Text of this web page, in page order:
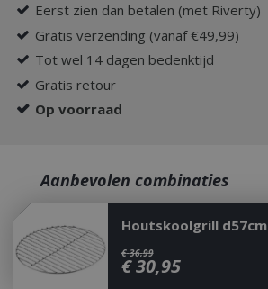
Eerst zien dan betalen (met Riverty)
Gratis verzending (vanaf €49,99)
Tot wel 14 dagen bedenktijd
Gratis retour
Op voorraad
Aanbevolen combinaties
Houtskoolgrill d57cm
€ 36,99
€ 30,95